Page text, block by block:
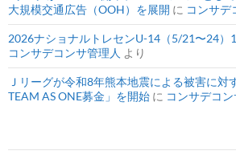
大規模交通広告（OOH）を展開 に コンサデ
2026ナショナルトレセンU-14（5/21〜24）
コンサデコンサ管理人 より
Ｊリーグが令和8年熊本地震による被害に対
TEAM AS ONE募金」を開始 に コンサデコン